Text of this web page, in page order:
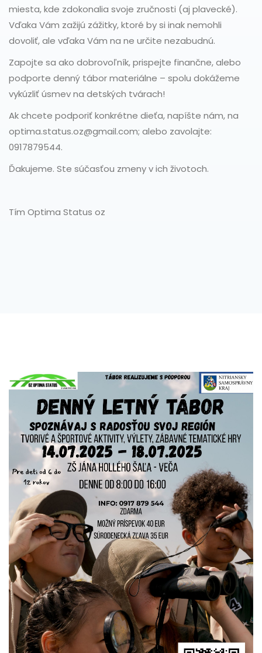
miesta, kde zdokonalia svoje zručnosti (aj plavecké).
Vďaka Vám zažijú zážitky, ktoré by si inak nemohli
dovoliť, ale vďaka Vám na ne určite nezabudnú.
Zapojte sa ako dobrovoľník, prispejte finančne, alebo
podporte denný tábor materiálne – spolu dokážeme
vykúzliť úsmev na detských tvárach!
Ak chcete podporiť konkrétne dieťa, napíšte nám, na
optima.status.oz@gmail.com; alebo zavolajte:
0917879544.
Ďakujeme. Ste súčasťou zmeny v ich životoch.
Tím Optima Status oz